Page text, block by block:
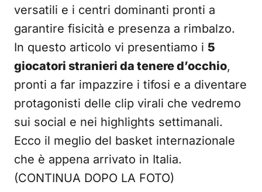
versatili e i centri dominanti pronti a
garantire fisicità e presenza a rimbalzo.
In questo articolo vi presentiamo i 5
giocatori stranieri da tenere d’occhio,
pronti a far impazzire i tifosi e a diventare
protagonisti delle clip virali che vedremo
sui social e nei highlights settimanali.
Ecco il meglio del basket internazionale
che è appena arrivato in Italia.
(CONTINUA DOPO LA FOTO)